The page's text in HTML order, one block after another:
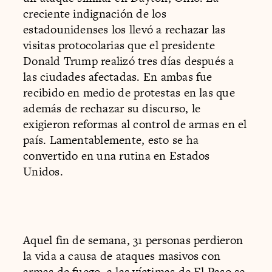
creciente indignación de los
estadounidenses los llevó a rechazar las
visitas protocolarias que el presidente
Donald Trump realizó tres días después a
las ciudades afectadas. En ambas fue
recibido en medio de protestas en las que
además de rechazar su discurso, le
exigieron reformas al control de armas en el
país. Lamentablemente, esto se ha
convertido en una rutina en Estados
Unidos.
Aquel fin de semana, 31 personas perdieron
la vida a causa de ataques masivos con